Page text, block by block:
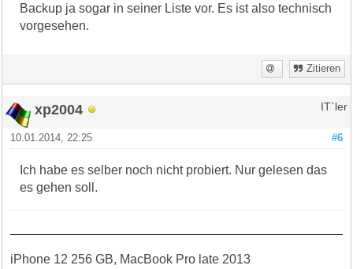
Backup ja sogar in seiner Liste vor. Es ist also technisch
vorgesehen.
Zitieren
xp2004 IT`ler
#6
10.01.2014, 22:25
Ich habe es selber noch nicht probiert. Nur gelesen das
es gehen soll.
iPhone 12 256 GB, MacBook Pro late 2013